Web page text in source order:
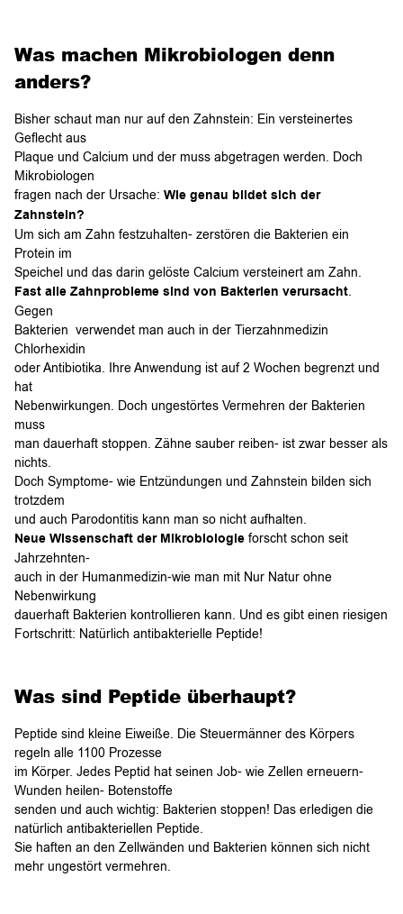
Was machen Mikrobiologen denn
anders?
Bisher schaut man nur auf den Zahnstein: Ein versteinertes
Geflecht aus
Plaque und Calcium und der muss abgetragen werden. Doch
Mikrobiologen
fragen nach der Ursache: Wie genau bildet sich der
Zahnstein?
Um sich am Zahn festzuhalten- zerstören die Bakterien ein
Protein im
Speichel und das darin gelöste Calcium versteinert am Zahn.
Fast alle Zahnprobleme sind von Bakterien verursacht.
Gegen
Bakterien verwendet man auch in der Tierzahnmedizin
Chlorhexidin
oder Antibiotika. Ihre Anwendung ist auf 2 Wochen begrenzt und
hat
Nebenwirkungen. Doch ungestörtes Vermehren der Bakterien
muss
man dauerhaft stoppen. Zähne sauber reiben- ist zwar besser als
nichts.
Doch Symptome- wie Entzündungen und Zahnstein bilden sich
trotzdem
und auch Parodontitis kann man so nicht aufhalten.
Neue Wissenschaft der Mikrobiologie forscht schon seit
Jahrzehnten-
auch in der Humanmedizin-wie man mit Nur Natur ohne
Nebenwirkung
dauerhaft Bakterien kontrollieren kann. Und es gibt einen riesigen
Fortschritt: Natürlich antibakterielle Peptide!
Was sind Peptide überhaupt?
Peptide sind kleine Eiweiße. Die Steuermänner des Körpers
regeln alle 1100 Prozesse
im Körper. Jedes Peptid hat seinen Job- wie Zellen erneuern-
Wunden heilen- Botenstoffe
senden und auch wichtig: Bakterien stoppen! Das erledigen die
natürlich antibakteriellen Peptide.
Sie haften an den Zellwänden und Bakterien können sich nicht
mehr ungestört vermehren.